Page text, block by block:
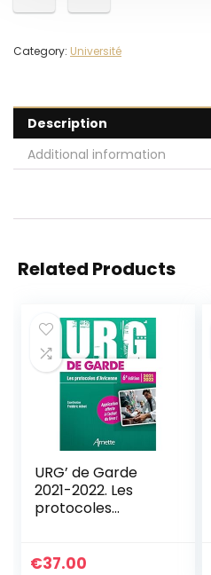
Category: Université
Description
Additional information
Related Products
URG’ de Garde
2021-2022. Les
protocoles
€37.00